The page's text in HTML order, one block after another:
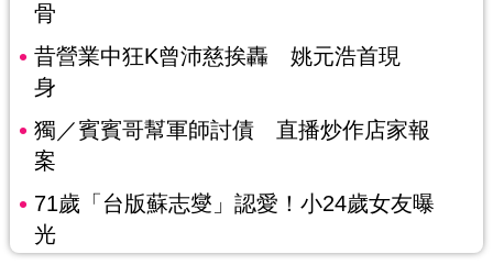
骨
昔營業中狂K曾沛慈挨轟 姚元浩首現
身
獨／賓賓哥幫軍師討債 直播炒作店家報
案
71歲「台版蘇志燮」認愛！小24歲女友曝
光